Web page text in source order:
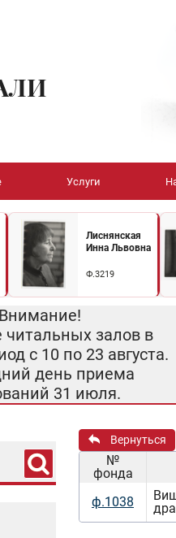
Услуги
Лиснянская
Инна Львовна
Ф.3219
Внимание!
залов в
с 10 по 23 августа.
день приема
31 июля.
Вернуться
№
фонда
ф.1038